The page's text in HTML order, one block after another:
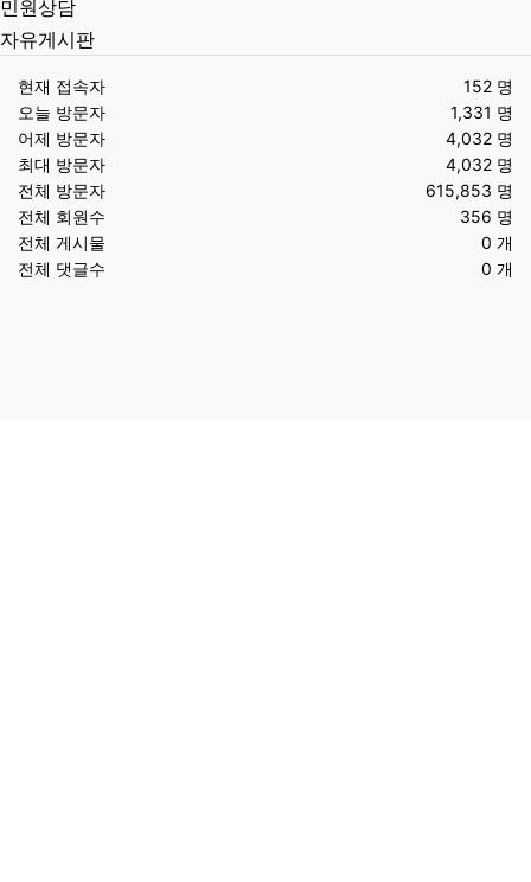
민원상담
자유게시판
현재 접속자
152 명
오늘 방문자
1,331 명
어제 방문자
4,032 명
최대 방문자
4,032 명
전체 방문자
615,853 명
전체 회원수
356 명
전체 게시물
0 개
전체 댓글수
0 개